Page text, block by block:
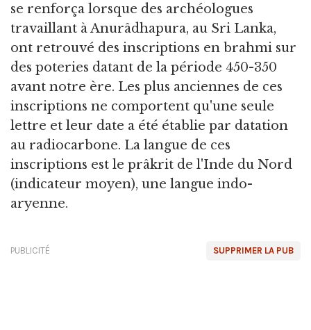
se renforça lorsque des archéologues
travaillant à Anurâdhapura, au Sri Lanka,
ont retrouvé des inscriptions en brahmi sur
des poteries datant de la période 450-350
avant notre ère. Les plus anciennes de ces
inscriptions ne comportent qu'une seule
lettre et leur date a été établie par datation
au radiocarbone. La langue de ces
inscriptions est le prâkrit de l'Inde du Nord
(indicateur moyen), une langue indo-
aryenne.
SUPPRIMER LA PUB
PUBLICITÉ